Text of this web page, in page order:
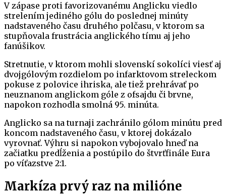
V zápase proti favorizovanému Anglicku viedlo
strelením jediného gólu do poslednej minúty
nadstaveného času druhého polčasu, v ktorom sa
stupňovala frustrácia anglického tímu aj jeho
fanúšikov.
Stretnutie, v ktorom mohli slovenskí sokolíci viesť aj
dvojgólovým rozdielom po infarktovom streleckom
pokuse z polovice ihriska, ale tiež prehrávať po
neuznanom anglickom góle z ofsajdu či brvne,
napokon rozhodla smolná 95. minúta.
Anglicko sa na turnaji zachránilo gólom minútu pred
koncom nadstaveného času, v ktorej dokázalo
vyrovnať. Výhru si napokon vybojovalo hneď na
začiatku predĺženia a postúpilo do štvrťfinále Eura
po víťazstve 2:1.
Markíza prvý raz na milióne